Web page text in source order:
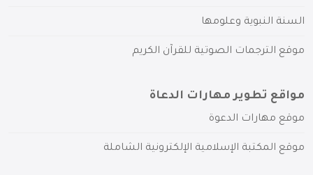
السنة النبوية وعلومها
موقع الترجمات الصوتية للقرآن الكريم
مواقع تطوير مهارات الدعاة
موقع مهارات الدعوة
موقع المكتبة الإسلامية الإلكترونية الشاملة